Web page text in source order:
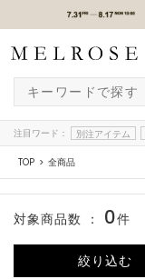
注目ワード： 別注アイテム
TOP 全商品
絞り込む
対象商品数 ： 0件